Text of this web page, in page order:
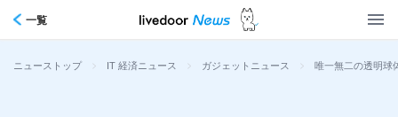
一覧
ニューストップ > IT 経済ニュース > ガジェットニュース > 唯一無二の透明球